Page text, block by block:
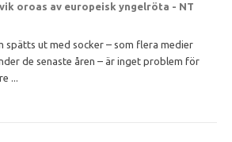
oroas av europeisk yngelröta - NT
spätts ut med socker – som flera medier
de senaste åren – är inget problem för
...